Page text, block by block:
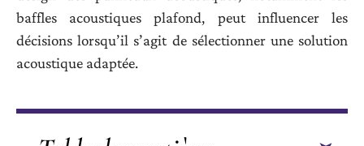
baffles acoustiques plafond, peut influencer les
décisions lorsqu’il s’agit de sélectionner une solution
acoustique adaptée.